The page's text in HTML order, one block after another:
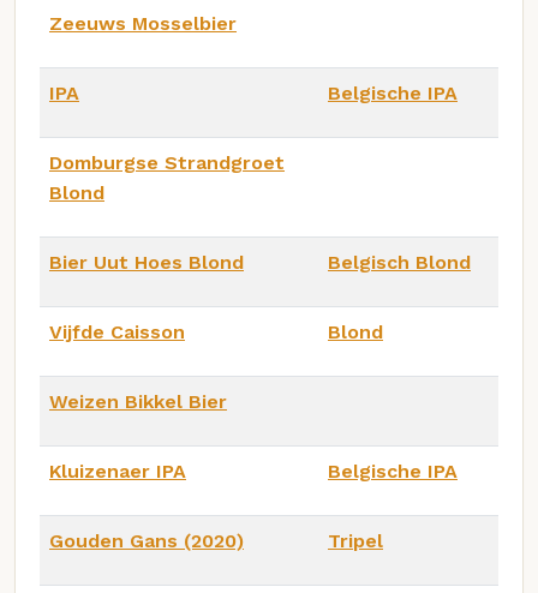
Zeeuws Mosselbier
IPA Belgische IPA
Domburgse Strandgroet
Blond
Bier Uut Hoes Blond Belgisch Blond
Vijfde Caisson Blond
Weizen Bikkel Bier
Kluizenaer IPA Belgische IPA
Gouden Gans (2020) Tripel